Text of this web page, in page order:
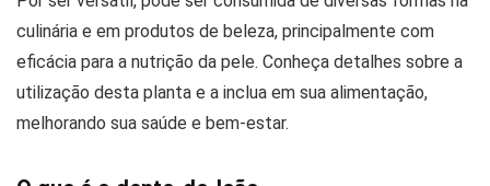
culinária e em produtos de beleza, principalmente com
eficácia para a nutrição da pele. Conheça detalhes sobre a
utilização desta planta e a inclua em sua alimentação,
melhorando sua saúde e bem-estar.